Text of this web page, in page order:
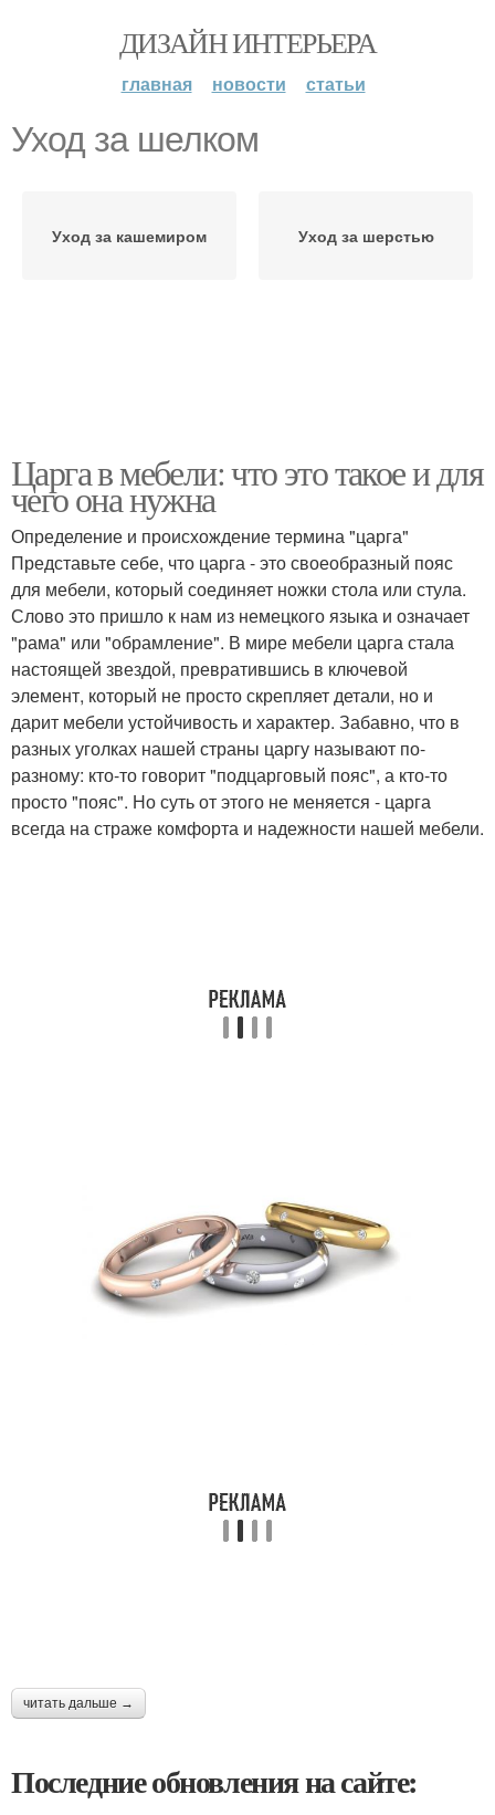
ДИЗАЙН ИНТЕРЬЕРА
главная новости статьи
Уход за шелком
Уход за кашемиром Уход за шерстью
Царга в мебели: что это такое и для
чего она нужна
Определение и происхождение термина "царга"
Представьте себе, что царга - это своеобразный пояс
для мебели, который соединяет ножки стола или стула.
Слово это пришло к нам из немецкого языка и означает
"рама" или "обрамление". В мире мебели царга стала
настоящей звездой, превратившись в ключевой
элемент, который не просто скрепляет детали, но и
дарит мебели устойчивость и характер. Забавно, что в
разных уголках нашей страны царгу называют по-
разному: кто-то говорит "подцарговый пояс", а кто-то
просто "пояс". Но суть от этого не меняется - царга
всегда на страже комфорта и надежности нашей мебели.
читать дальше →
Последние обновления на сайте: